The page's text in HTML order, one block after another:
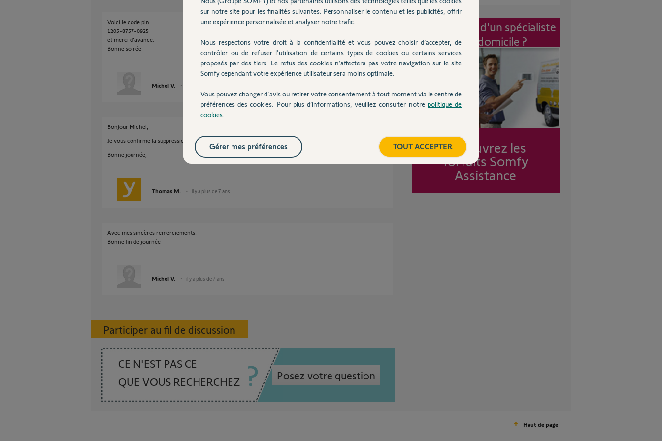
Voici le code pin
1205-8757-0925
et merci d'avance.
Bonne soirée
Michel V.
Bonjour Michel,
Je vous confirme la suppression de vos équipements Z-WAVE.
Bonne journée,
Thomas M. il y a plus de 7 ans
Avec mes sincères remerciements.
Bonne fin de journée
Michel V. il y a plus de 7 ans
Participer au fil de discussion
CE N'EST PAS CE
QUE VOUS RECHERCHEZ
Posez votre question
Intervention d'un spécialiste
à mon domicile ?
Découvrez les
forfaits Somfy
Assistance
Haut de page
sur notre site pour les finalités suivantes: Personnaliser le contenu et les publicités, offrir
une expérience personnalisée et analyser notre trafic.
Nous respectons votre droit à la confidentialité et vous pouvez choisir d’accepter, de
contrôler ou de refuser l'utilisation de certains types de cookies ou certains services
proposés par des tiers. Le refus des cookies n’affectera pas votre navigation sur le site
Somfy cependant votre expérience utilisateur sera moins optimale.
Vous pouvez changer d'avis ou retirer votre consentement à tout moment via le centre de
préférences des cookies. Pour plus d’informations, veuillez consulter notre politique de
cookies
TOUT ACCEPTER
Gérer mes préférences